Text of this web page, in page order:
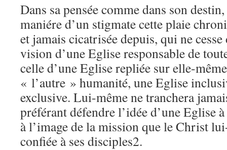
Dans sa pensée comme dans son
maniére d’un stigmate cette plaie
et jamais cicatrisée depuis, qui ne
vision d’une Eglise responsable de
celle d’une Eglise repliée sur elle-
« l’autre » humanité, une Eglise
exclusive. Lui-même ne tranchera
préférant défendre l’idée d’une Eglise
à l’image de la mission que le Christ
confiée à ses disciples2.